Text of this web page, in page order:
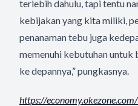
terlebih dahulu, tapi tentu
kebijakan yang kita miliki,
penanaman tebu juga
memenuhi kebutuhan untuk
ke depannya,” pungkasnya.
https://economy.okezone.com/